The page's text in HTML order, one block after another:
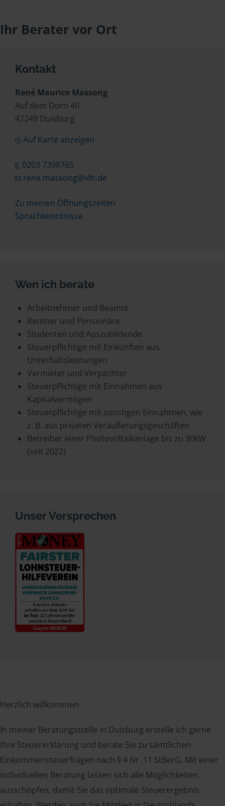
Ihr Berater vor Ort
Kontakt
René Maurice Massong
Auf dem Dorn 40
47249 Duisburg
Auf Karte anzeigen
0203 7398765
rene.massong@vlh.de
Zu meinen Öffnungszeiten
Sprachkenntnisse
Wen ich berate
Arbeitnehmer und Beamte
Rentner und Pensionäre
Studenten und Auszubildende
Steuerpflichtige mit Einkünften aus
Unterhaltsleistungen
Vermieter und Verpächter
Steuerpflichtige mit Einnahmen aus
Kapitalvermögen
Steuerpflichtige mit sonstigen Einnahmen, wie
z. B. aus privaten Veräußerungsgeschäften
Betreiber einer Photovoltaikanlage bis zu 30kW
(seit 2022)
Unser Versprechen
Herzlich willkommen
In meiner Beratungsstelle in Duisburg erstelle ich gerne
Ihre Steuererklärung und berate Sie zu sämtlichen
Einkommensteuerfragen nach § 4 Nr. 11 StBerG. Mit einer
individuellen Beratung lassen sich alle Möglichkeiten
ausschöpfen, damit Sie das optimale Steuerergebnis